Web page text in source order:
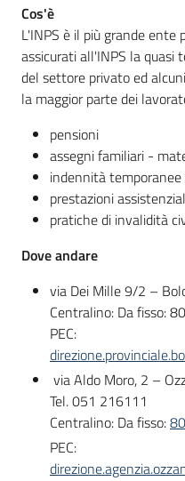
famiglie
Informazioni
locali
Cos'è
L'INPS è il più grande ente
assicurati all'INPS la
del settore privato ed
la maggior parte dei
pensioni
assegni familiari -
indennità temporanee
prestazioni
pratiche di invalidità
Dove andare
via Dei Mille 9/2 –
Centralino: Da fisso:
PEC:
via Aldo Moro, 2 –
Tel. 051 216111
Centralino: Da fisso:
PEC: